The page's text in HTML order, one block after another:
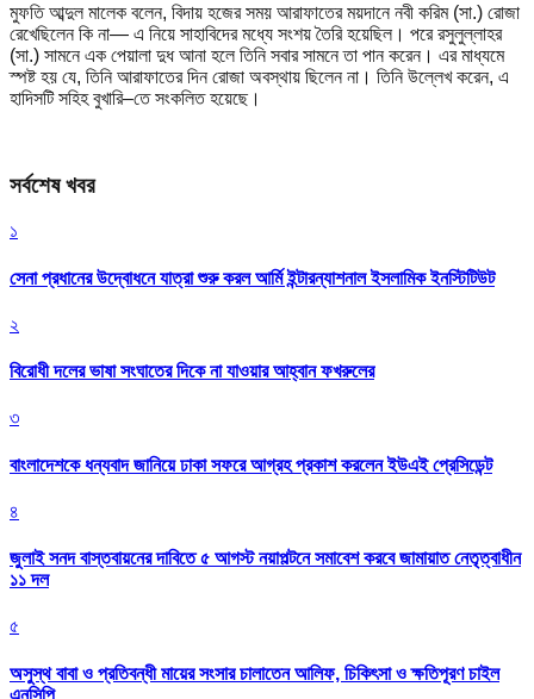
মুফতি আব্দুল মালেক বলেন, বিদায় হজের সময় আরাফাতের ময়দানে নবী করিম (সা.) রোজা
রেখেছিলেন কি না— এ নিয়ে সাহাবিদের মধ্যে সংশয় তৈরি হয়েছিল। পরে রসুলুল্লাহর
(সা.) সামনে এক পেয়ালা দুধ আনা হলে তিনি সবার সামনে তা পান করেন। এর মাধ্যমে
স্পষ্ট হয় যে, তিনি আরাফাতের দিন রোজা অবস্থায় ছিলেন না। তিনি উল্লেখ করেন, এ
হাদিসটি সহিহ বুখারি–তে সংকলিত হয়েছে।
সর্বশেষ খবর
১
সেনা প্রধানের উদ্বোধনে যাত্রা শুরু করল আর্মি ইন্টারন্যাশনাল ইসলামিক ইনস্টিটিউট
২
বিরোধী দলের ভাষা সংঘাতের দিকে না যাওয়ার আহ্বান ফখরুলের
৩
বাংলাদেশকে ধন্যবাদ জানিয়ে ঢাকা সফরে আগ্রহ প্রকাশ করলেন ইউএই প্রেসিডেন্ট
৪
জুলাই সনদ বাস্তবায়নের দাবিতে ৫ আগস্ট নয়াপল্টনে সমাবেশ করবে জামায়াত নেতৃত্বাধীন
১১ দল
৫
অসুস্থ বাবা ও প্রতিবন্ধী মায়ের সংসার চালাতেন আলিফ, চিকিৎসা ও ক্ষতিপূরণ চাইল
এনসিপি